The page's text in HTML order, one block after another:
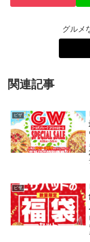
グルメ
関連記事
ピザ
ピザ